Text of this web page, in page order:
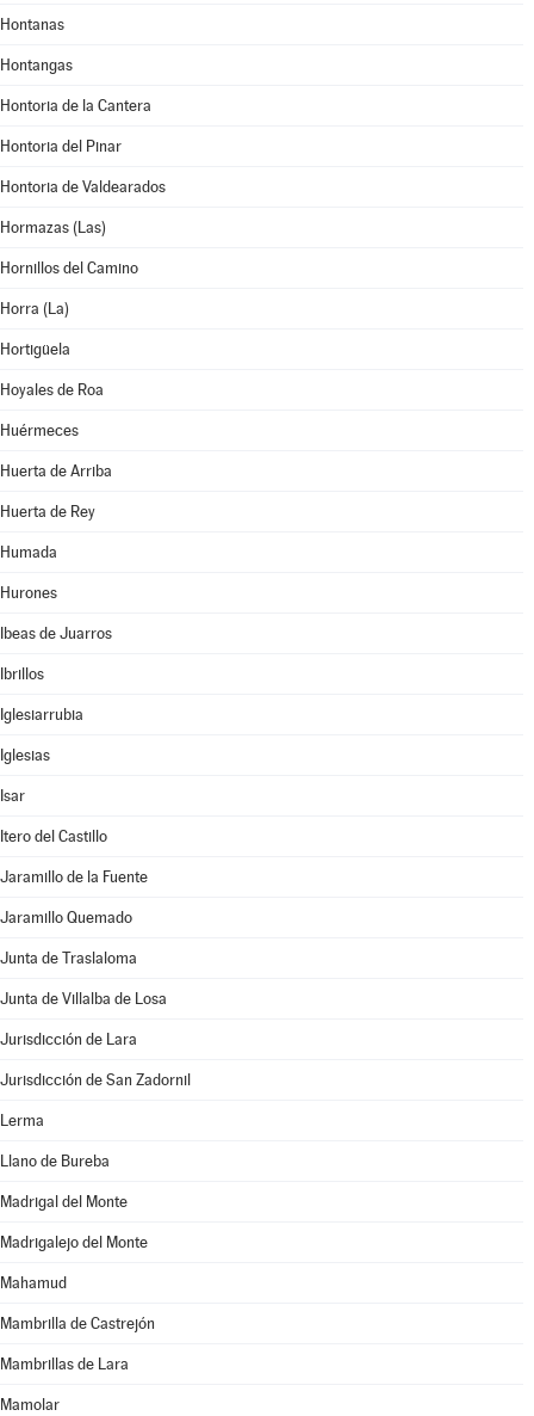
Hontanas
Hontangas
Hontoria de la Cantera
Hontoria del Pinar
Hontoria de Valdearados
Hormazas (Las)
Hornillos del Camino
Horra (La)
Hortigüela
Hoyales de Roa
Huérmeces
Huerta de Arriba
Huerta de Rey
Humada
Hurones
Ibeas de Juarros
Ibrillos
Iglesiarrubia
Iglesias
Isar
Itero del Castillo
Jaramillo de la Fuente
Jaramillo Quemado
Junta de Traslaloma
Junta de Villalba de Losa
Jurisdicción de Lara
Jurisdicción de San Zadornil
Lerma
Llano de Bureba
Madrigal del Monte
Madrigalejo del Monte
Mahamud
Mambrilla de Castrejón
Mambrillas de Lara
Mamolar